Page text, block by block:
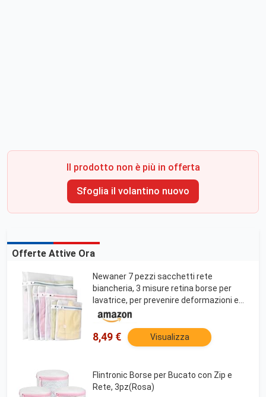
Il prodotto non è più in offerta
Sfoglia il volantino nuovo
Offerte Attive Ora
Newaner 7 pezzi sacchetti rete
biancheria, 3 misure retina borse per
lavatrice, per prevenire deformazioni e
pieghe dei vestiti, sacchetto lavanderia
con cerniera per maglioni, camicie,
intima, calze
8,49 € Visualizza
Flintronic Borse per Bucato con Zip e
Rete, 3pz(Rosa)